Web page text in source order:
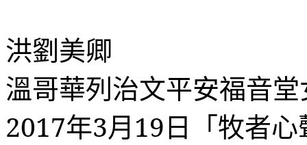
洪劉美卿
溫哥華列治文平安福音
2017年3月19日「牧者